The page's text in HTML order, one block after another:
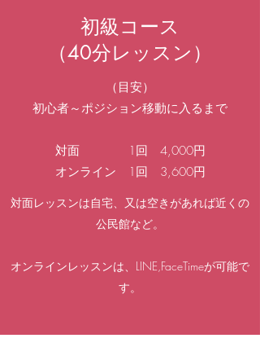
初級コース
（​​40分レッスン）
（目安）
初心者～ポジション移動に入るまで
対面 1回 4,000円
オンライン 1回 3,600円
対面レッスンは自宅、又は空きがあれば近くの
公民館など。
オンラインレッスンは、LINE,FaceTimeが可能で
す。